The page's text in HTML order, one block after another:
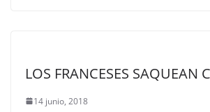
LOS FRANCESES SAQUEAN
14 junio, 2018